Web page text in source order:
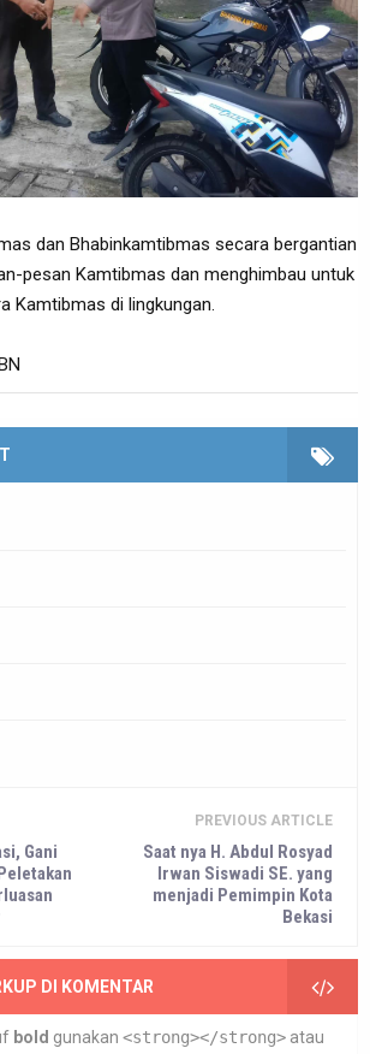
dan Bhabinkamtibmas secara bergantian
pesan Kamtibmas dan menghimbau untuk
Kamtibmas di lingkungan.
Gani
PREVIOUS ARTICLE
Saat nya H. Abdul Rosyad
Irwan Siswadi SE. yang
menjadi Pemimpin Kota
Bekasi
DI KOMENTAR
bold gunakan <strong></strong> atau